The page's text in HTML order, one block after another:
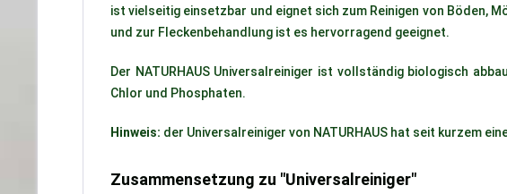
ist vielseitig einsetzbar und eignet sich zum Reinigen von Böden,
und zur Fleckenbehandlung ist es hervorragend geeignet.
Der NATURHAUS Universalreiniger ist vollständig biologisch
Chlor und Phosphaten.
Hinweis: der Universalreiniger von NATURHAUS hat seit kurzem
Zusammensetzung zu "Universalreiniger"